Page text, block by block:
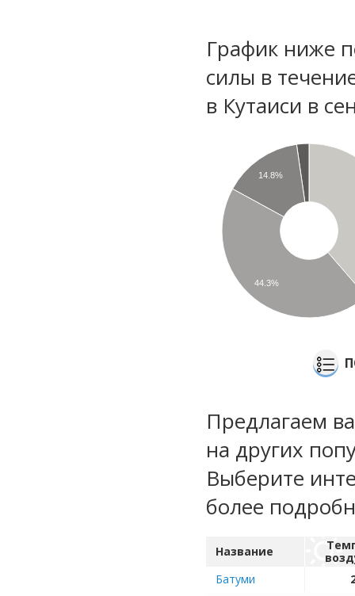
График ниже
силы в
в Кутаиси в
14.8%
44.3%
Предлагаем
на других
Выберите
более
Название
Батуми